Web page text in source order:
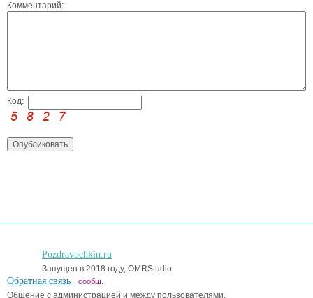
Комментарий:
Код:
Pozdravochkin.ru
Запущен в 2018 году, OMRStudio
Обратная связь сообщ.
Общение с администрацией и между пользователями.